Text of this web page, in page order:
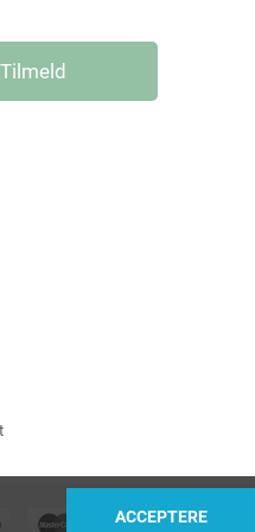
Tilmeld
ACCEPTERE